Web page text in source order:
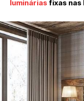
luminárias fixas